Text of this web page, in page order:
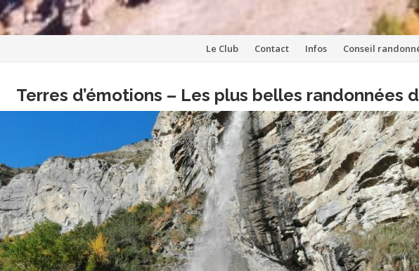
Aller
contenu
Le Club Contact Infos Conseil
Terres d’émotions – Les plus belles randonnées